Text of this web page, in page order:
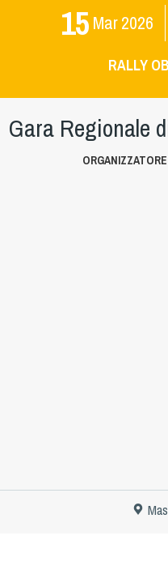
15 Mar2026
RALLY
Gara Regionale